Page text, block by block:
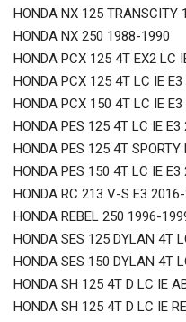
HONDA NX 125 TRANSCITY
HONDA NX 250 1988-1990
HONDA PCX 125 4T EX2 LC
HONDA PCX 125 4T LC IE
HONDA PCX 150 4T LC IE
HONDA PES 125 4T LC IE
HONDA PES 125 4T
HONDA PES 150 4T LC IE
HONDA RC 213 V-S E3
HONDA REBEL 250 1996-
HONDA SES 125 DYLAN 4T
HONDA SES 150 DYLAN 4T
HONDA SH 125 4T D LC IE
HONDA SH 125 4T D LC IE